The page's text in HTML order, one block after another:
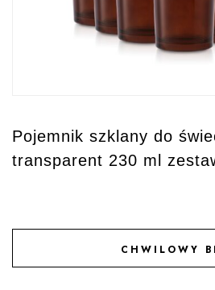
Pojemnik szklany do
transparent 230 ml
CHWILOWY
DODAJ DO